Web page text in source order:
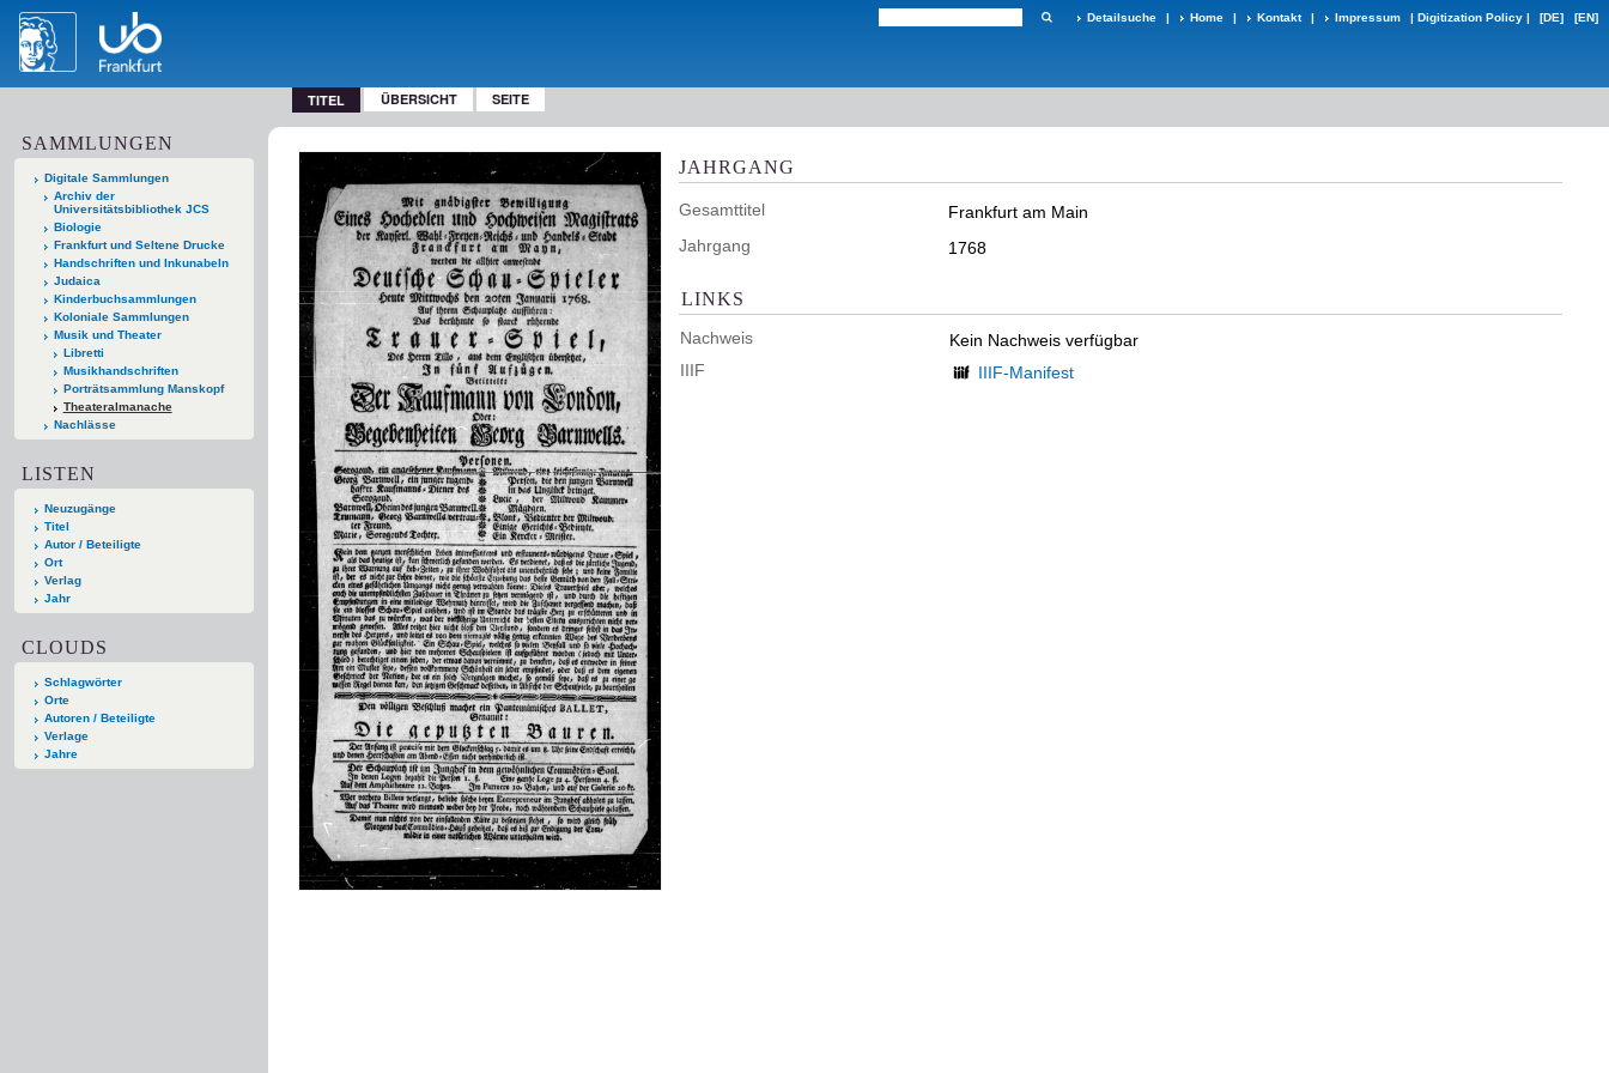
Detailsuche | Home | Kontakt | Impressum | Digitization Policy | [DE] [EN]
TITEL ÜBERSICHT SEITE
SAMMLUNGEN
Digitale Sammlungen
Archiv der
Universitätsbibliothek JCS
Biologie
Frankfurt und Seltene Drucke
Handschriften und Inkunabeln
Judaica
Kinderbuchsammlungen
Koloniale Sammlungen
Musik und Theater
Libretti
Musikhandschriften
Porträtsammlung Manskopf
Theateralmanache
Nachlässe
LISTEN
Neuzugänge
Titel
Autor / Beteiligte
Ort
Verlag
Jahr
CLOUDS
Schlagwörter
Orte
Autoren / Beteiligte
Verlage
Jahre
JAHRGANG
Gesamttitel
Frankfurt am Main
Jahrgang
1768
LINKS
Nachweis
Kein Nachweis verfügbar
IIIF
IIIF-Manifest